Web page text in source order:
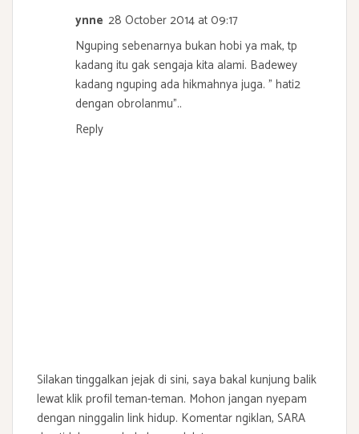
ynne 28 October 2014 at 09:17
Nguping sebenarnya bukan hobi ya mak, tp
kadang itu gak sengaja kita alami. Badewey
kadang nguping ada hikmahnya juga. " hati2
dengan obrolanmu"..
Reply
Silakan tinggalkan jejak di sini, saya bakal kunjung balik
lewat klik profil teman-teman. Mohon jangan nyepam
dengan ninggalin link hidup. Komentar ngiklan, SARA